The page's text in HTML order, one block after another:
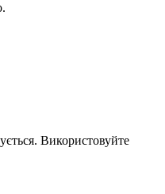
Використовуйте